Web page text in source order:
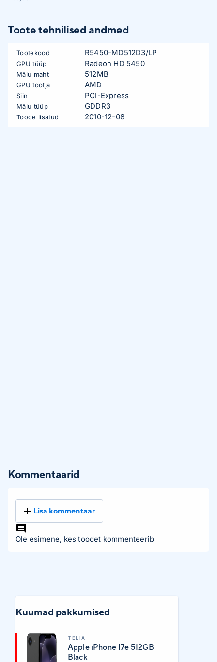
Toote tehnilised andmed
Tootekood R5450-MD512D3/LP
GPU tüüp Radeon HD 5450
Mälu maht 512MB
GPU tootja AMD
Siin PCI-Express
Mälu tüüp GDDR3
Toode lisatud 2010-12-08
Kommentaarid
Lisa kommentaar
Ole esimene, kes toodet kommenteerib
Kuumad pakkumised
TELIA
Apple iPhone 17e 512GB
Black